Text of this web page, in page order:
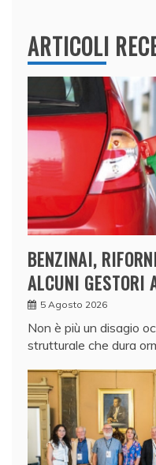
ARTICOLI
BENZINAI,
ALCUNI GESTORI
5 Agosto 2026
Non è più un disagio
strutturale che dura